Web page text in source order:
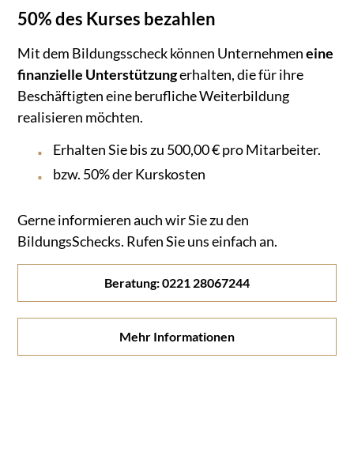
50% des Kurses bezahlen
Mit dem Bildungsscheck können Unternehmeneine
finanzielle Unterstützungerhalten, die für ihre
Beschäftigten eine berufliche Weiterbildung
realisieren möchten.
Erhalten Sie bis zu 500,00 € pro Mitarbeiter.
bzw. 50% der Kurskosten
Gerne informieren auch wir Sie zu den
BildungsSchecks. Rufen Sie uns einfach an.
Beratung: 0221 28067244
Mehr Informationen